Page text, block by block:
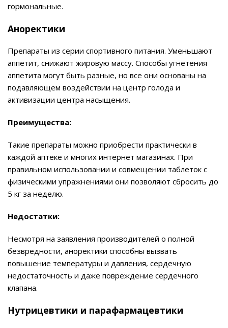
гормональные.
Аноректики
Препараты из серии спортивного питания. Уменьшают
аппетит, снижают жировую массу. Способы угнетения
аппетита могут быть разные, но все они основаны на
подавляющем воздействии на центр голода и
активизации центра насыщения.
Преимущества:
Такие препараты можно приобрести практически в
каждой аптеке и многих интернет магазинах. При
правильном использовании и совмещении таблеток с
физическими упражнениями они позволяют сбросить до
5 кг за неделю.
Недостатки:
Несмотря на заявления производителей о полной
безвредности, аноректики способны вызвать
повышение температуры и давления, сердечную
недостаточность и даже повреждение сердечного
клапана.
Нутрицевтики и парафармацевтики